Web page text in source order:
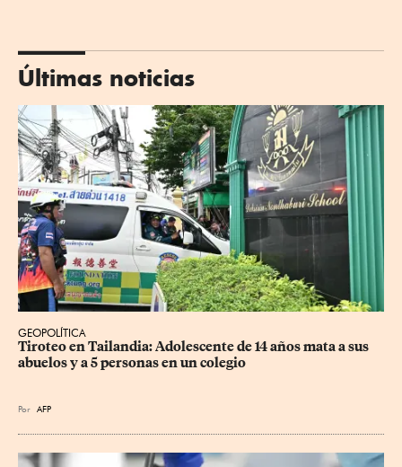
Últimas noticias
GEOPOLÍTICA
Tiroteo en Tailandia: Adolescente de 14 años mata a sus
abuelos y a 5 personas en un colegio
Por AFP